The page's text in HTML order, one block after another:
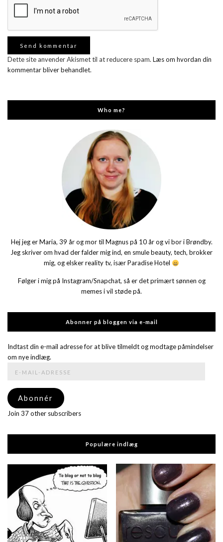
Dette site anvender Akismet til at reducere spam. Læs om hvordan din
kommentar bliver behandlet.
Who me?
Hej jeg er Maria, 39 år og mor til Magnus på 10 år og vi bor i Brøndby.
Jeg skriver om hvad der falder mig ind, en smule beauty, tech, brokker
mig, og elsker reality tv, især Paradise Hotel
Følger i mig på Instagram/Snapchat, så er det primært sønnen og
memes i vil støde på.
Abonner på bloggen via e-mail
Indtast din e-mail adresse for at blive tilmeldt og modtage påmindelser
om nye indlæg.
adresse
Abonnér
Join 37 other subscribers
Populære indlæg